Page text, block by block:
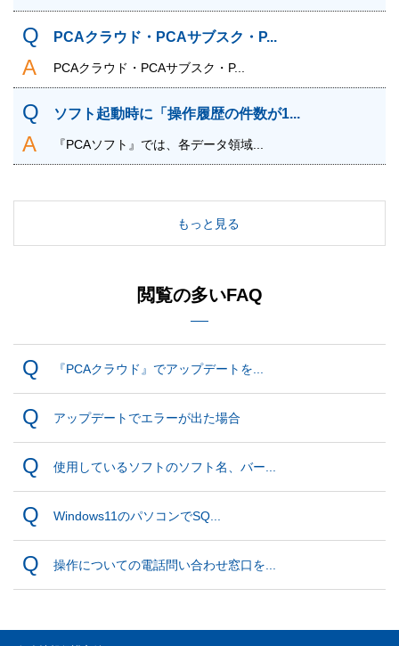
PCAクラウド・PCAサブスク・P...
PCAクラウド・PCAサブスク・P...
ソフト起動時に「操作履歴の件数が1...
『PCAソフト』では、各データ領域...
もっと見る
閲覧の多いFAQ
『PCAクラウド』でアップデートを...
アップデートでエラーが出た場合
使用しているソフトのソフト名、バー...
Windows11のパソコンでSQ...
操作についての電話問い合わせ窓口を...